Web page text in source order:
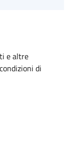
e altre
di